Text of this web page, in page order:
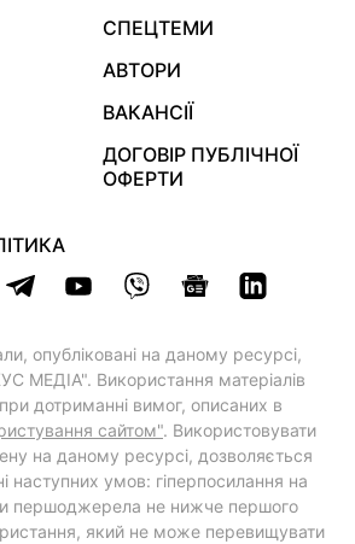
СПЕЦТЕМИ
АВТОРИ
ВАКАНСІЇ
ДОГОВІР ПУБЛІЧНОЇ
ОФЕРТИ
опубліковані на даному ресурсі,
МЕДІА". Використання матеріалів
дотриманні вимог, описаних в
сайтом". Використовувати
на даному ресурсі, дозволяється
наступних умов: гіперпосилання на
першоджерела не нижче першого
який не може перевищувати